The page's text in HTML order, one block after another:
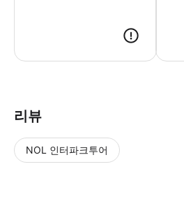
리뷰
NOL 인터파크투어